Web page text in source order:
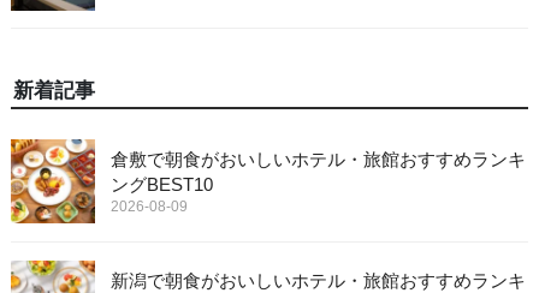
新着記事
倉敷で朝食がおいしいホテル・旅館おすすめランキ
ングBEST10
2026-08-09
新潟で朝食がおいしいホテル・旅館おすすめランキ